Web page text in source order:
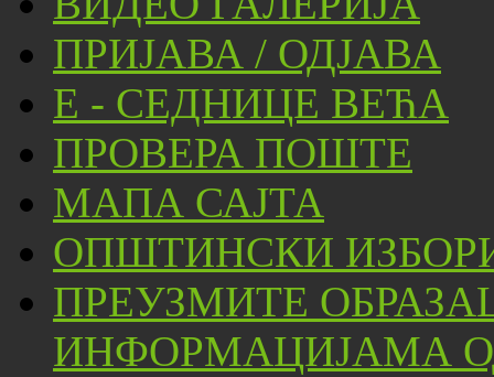
ПРИЈАВА / ОДЈАВА
Е - СЕДНИЦЕ ВЕЋА
ПРОВЕРА ПОШТЕ
МАПА САЈТА
ОПШТИНСКИ
ПРЕУЗМИТЕ
ИНФОРМАЦИЈАМА